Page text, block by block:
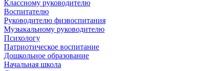
Классному руководителю
Воспитателю
Руководителю физвоспитания
Музыкальному руководителю
Психологу
Патриотическое воспитание
Дошкольное образование
Начальная школа